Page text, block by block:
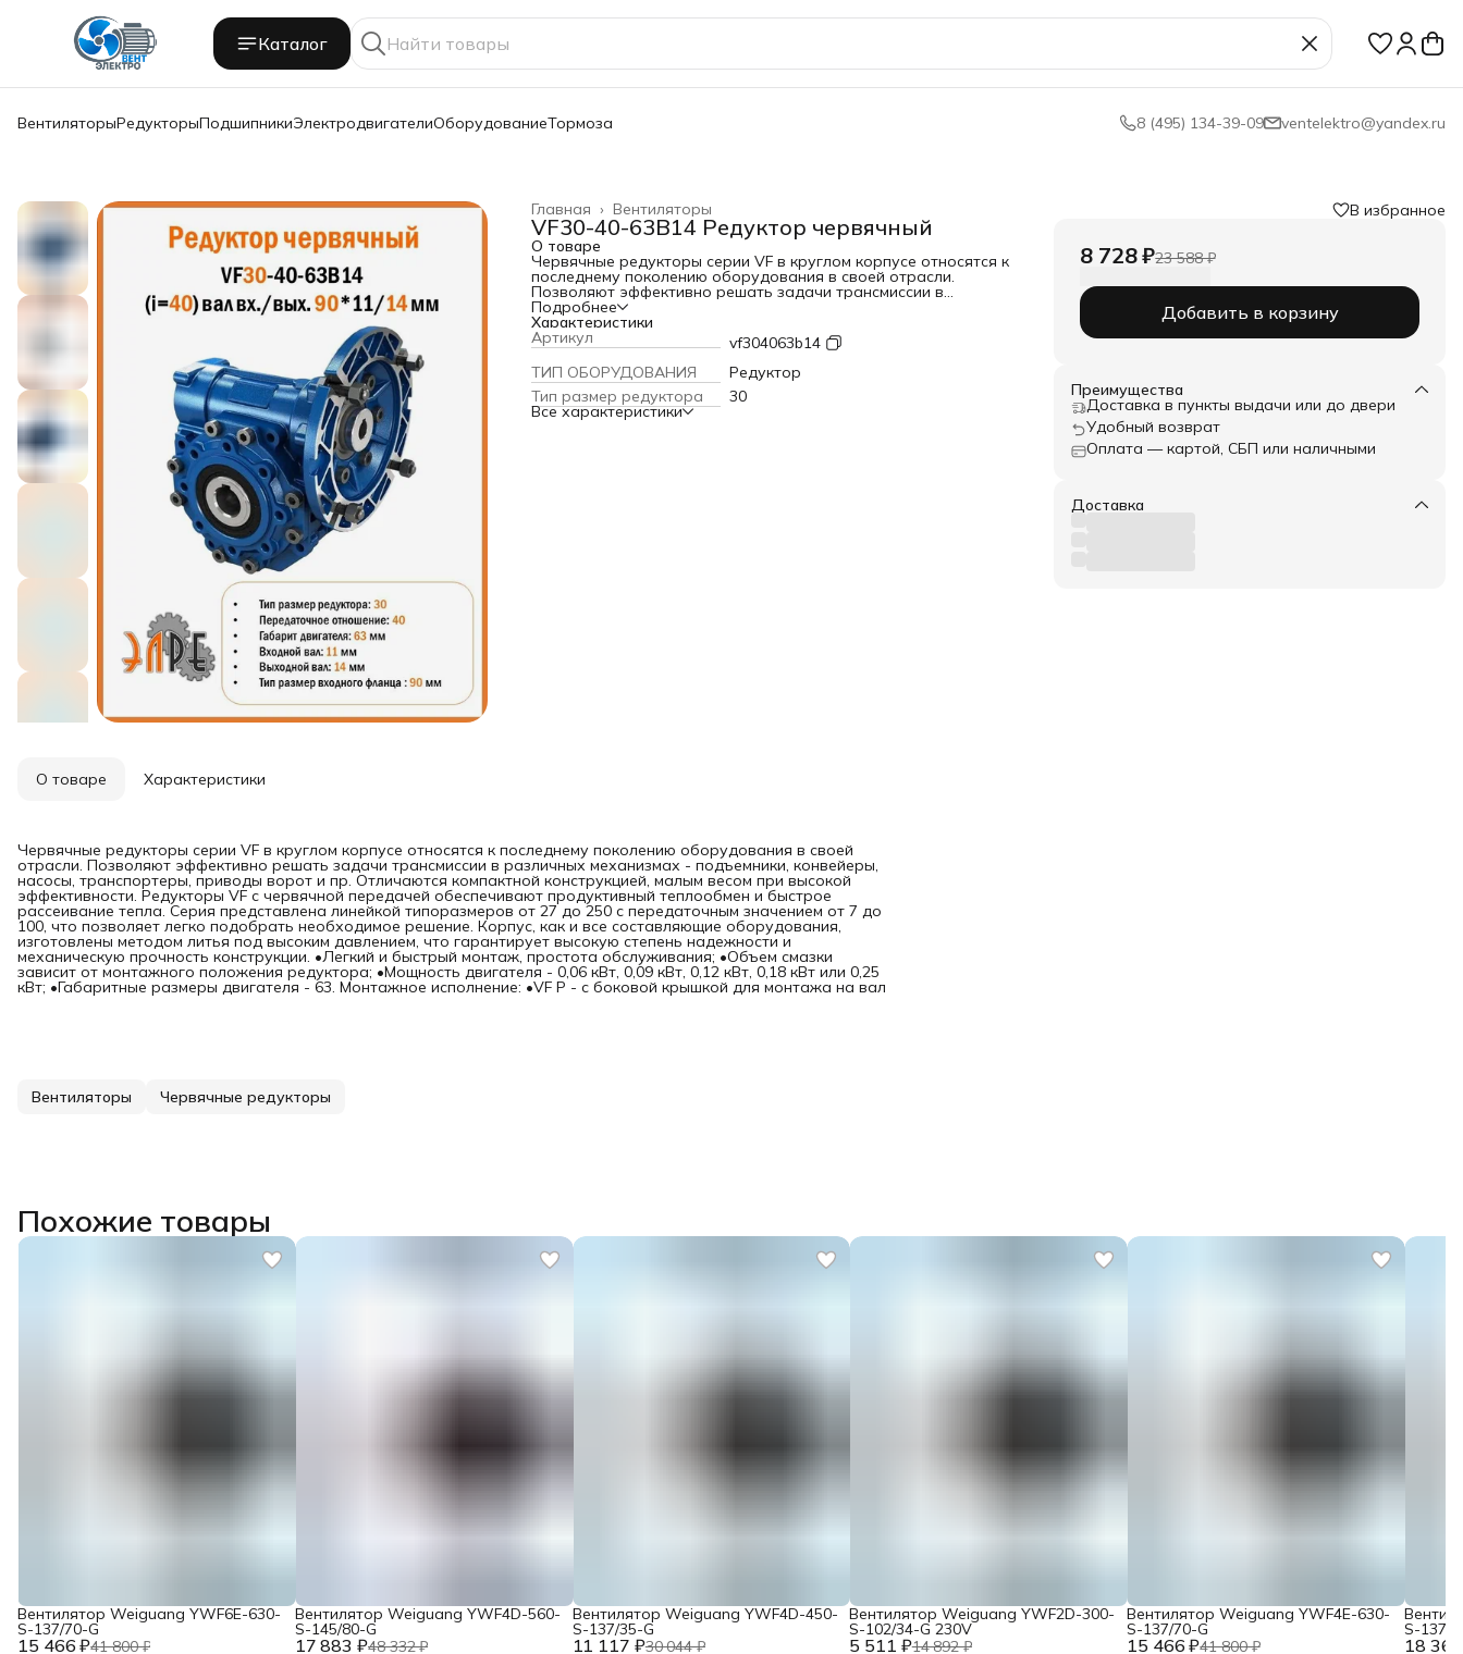
Каталог
ВентиляторыРедукторыПодшипникиЭлектродвигателиОборудованиеТормоза 8 (495) 134-39-09 ventelektro@yandex.ru
Вентиляторы
Главная ›
VF30-40-63B14 Редуктор червячный
О товаре
Червячные редукторы серии VF в круглом корпусе относятся к
последнему поколению оборудования в своей отрасли.
Позволяют эффективно решать задачи трансмиссии в
различных механизмах - подъемники, конвейеры, насосы,
транспортеры, приводы ворот и пр. Отличаются компактной
конструкцией, малым весом при высокой эффективности.
Редукторы VF с червячной передачей обеспечивают
продуктивный теплообмен и быстрое рассеивание тепла.
Серия представлена линейкой типоразмеров от 27 до 250 с
передаточным значением от 7 до 100, что позволяет легко
подобрать необходимое решение. Корпус, как и все
Подробнее
Характеристики
Артикул
vf304063b14
ТИП ОБОРУДОВАНИЯ
Редуктор
Тип размер редуктора
30
Все характеристики
В избранное
8 728 ₽23 588 ₽
Добавить в корзину
Преимущества
Доставка в пункты выдачи или до двери
Удобный возврат
Оплата — картой, СБП или наличными
Доставка
О товаре Характеристики
Червячные редукторы серии VF в круглом корпусе относятся к последнему поколению оборудования в своей
отрасли. Позволяют эффективно решать задачи трансмиссии в различных механизмах - подъемники, конвейеры,
насосы, транспортеры, приводы ворот и пр. Отличаются компактной конструкцией, малым весом при высокой
эффективности. Редукторы VF с червячной передачей обеспечивают продуктивный теплообмен и быстрое
рассеивание тепла. Серия представлена линейкой типоразмеров от 27 до 250 с передаточным значением от 7 до
100, что позволяет легко подобрать необходимое решение. Корпус, как и все составляющие оборудования,
изготовлены методом литья под высоким давлением, что гарантирует высокую степень надежности и
механическую прочность конструкции. •Легкий и быстрый монтаж, простота обслуживания; •Объем смазки
зависит от монтажного положения редуктора; •Мощность двигателя - 0,06 кВт, 0,09 кВт, 0,12 кВт, 0,18 кВт или 0,25
кВт; •Габаритные размеры двигателя - 63. Монтажное исполнение: •VF P - с боковой крышкой для монтажа на вал
Вентиляторы Червячные редукторы
Похожие товары
15 466 ₽41 800 ₽
Вентилятор Weiguang YWF6E-630-
S-137/70-G
17 883 ₽48 332 ₽
Вентилятор Weiguang YWF4D-560-
S-145/80-G
11 117 ₽30 044 ₽
Вентилятор Weiguang YWF4D-450-
S-137/35-G
5 511 ₽14 892 ₽
Вентилятор Weiguang YWF2D-300-
S-102/34-G 230V
15 466 ₽41 800 ₽
Вентилятор Weiguang YWF4E-630-
S-137/70-G
18
S-137/